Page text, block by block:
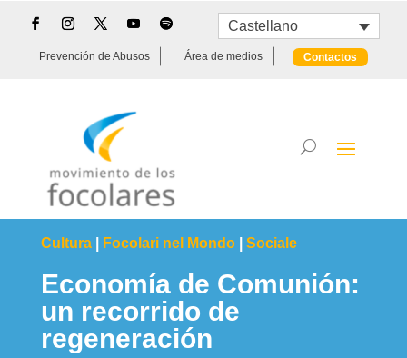
Castellano
Prevención de Abusos Área de medios Contactos
Cultura| Focolari nel Mondo| Sociale
Economía de Comunión:
un recorrido de
regeneración